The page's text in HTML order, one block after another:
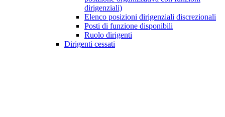
dirigenziali)
Elenco posizioni dirigenziali discrezionali
Posti di funzione disponibili
Ruolo dirigenti
Dirigenti cessati